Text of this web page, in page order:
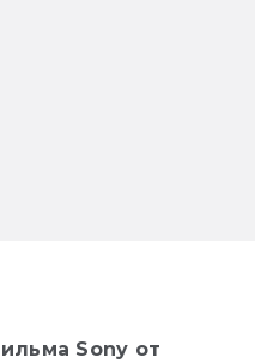
Sony от